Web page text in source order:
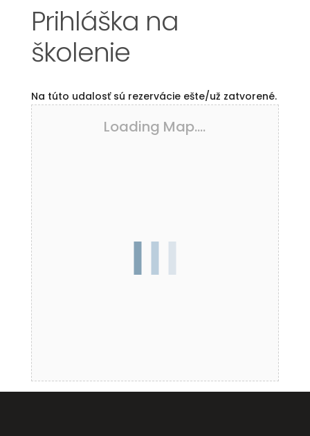
Prihláška na
školenie
Na túto udalosť sú rezervácie ešte/už zatvorené.
Loading Map....